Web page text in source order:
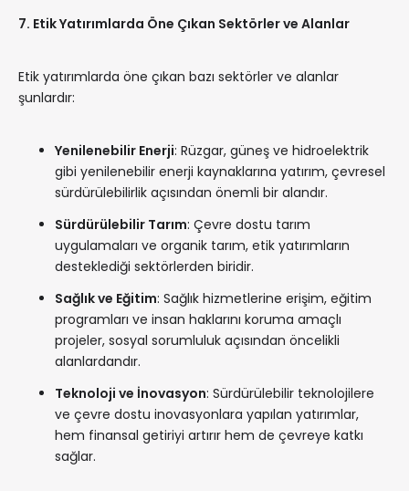
7. Etik Yatırımlarda Öne Çıkan Sektörler ve Alanlar
Etik yatırımlarda öne çıkan bazı sektörler ve alanlar
şunlardır:
Yenilenebilir Enerji: Rüzgar, güneş ve hidroelektrik
gibi yenilenebilir enerji kaynaklarına yatırım, çevresel
sürdürülebilirlik açısından önemli bir alandır.
Sürdürülebilir Tarım: Çevre dostu tarım
uygulamaları ve organik tarım, etik yatırımların
desteklediği sektörlerden biridir.
Sağlık ve Eğitim: Sağlık hizmetlerine erişim, eğitim
programları ve insan haklarını koruma amaçlı
projeler, sosyal sorumluluk açısından öncelikli
alanlardandır.
Teknoloji ve İnovasyon: Sürdürülebilir teknolojilere
ve çevre dostu inovasyonlara yapılan yatırımlar,
hem finansal getiriyi artırır hem de çevreye katkı
sağlar.